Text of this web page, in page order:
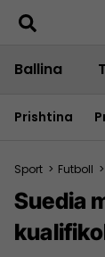
Ballina
Prishtina
Sport > Futboll >
Suedia